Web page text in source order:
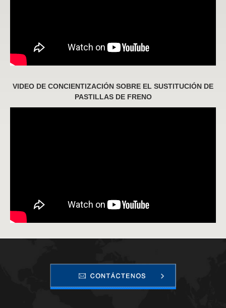
VIDEO DE CONCIENTIZACIÓN SOBRE EL SUSTITUCIÓN DE
PASTILLAS DE FRENO